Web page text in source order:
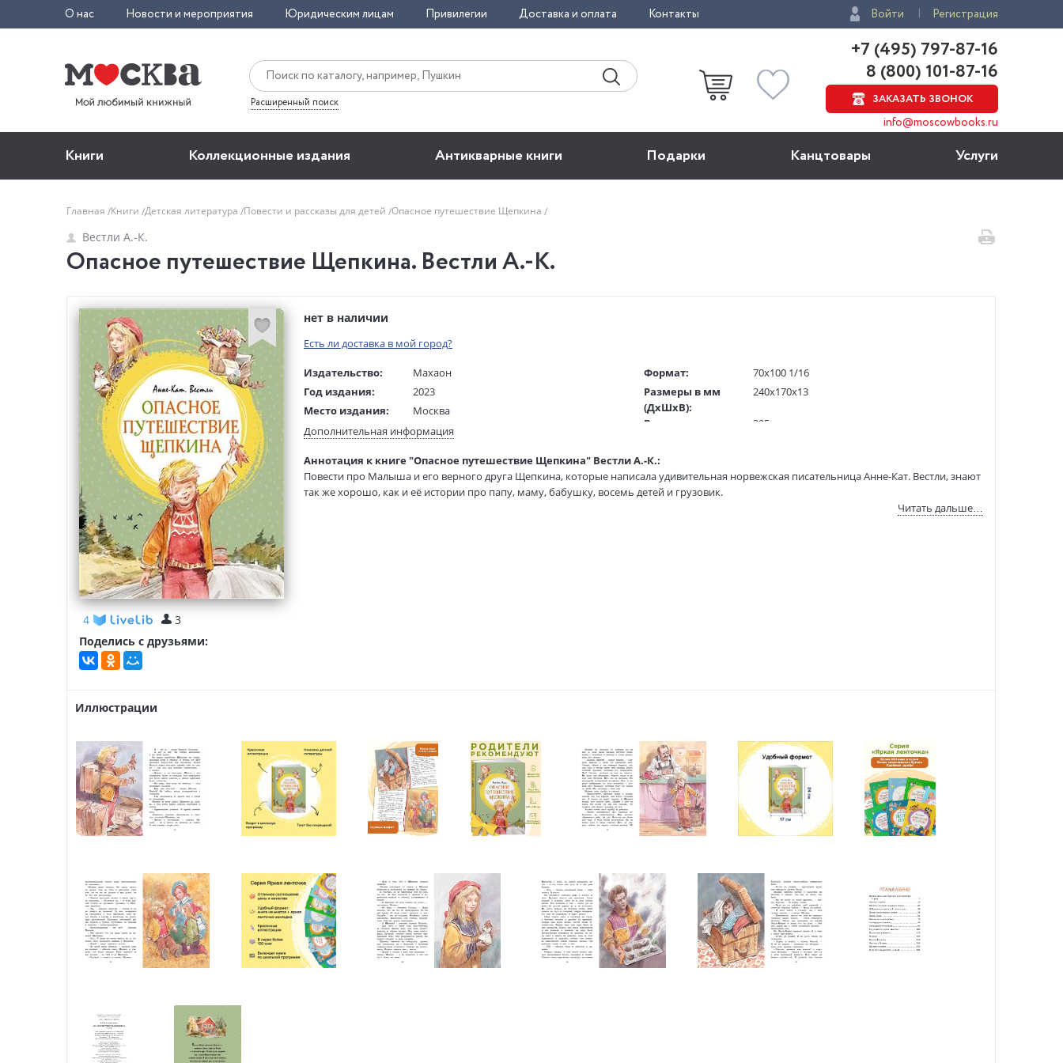
О нас Новости и мероприятия Юридическим лицам Привилегии Доставка и оплата Контакты Войти Регистрация
Расширенный поиск
+7 (495) 797-87-16
8 (800) 101-87-16
ЗАКАЗАТЬ ЗВОНОК
info@moscowbooks.ru
Книги Коллекционные издания Антикварные книги Подарки Канцтовары Услуги
Главная Книги Детская литература Повести и рассказы для детей Опасное путешествие Щепкина
Вестли А.-К.
Опасное путешествие Щепкина. Вестли А.-К.
4
3
Поделись с друзьями:
нет в наличии
Есть ли доставка в мой город?
Издательство:
Махаон
Год издания:
2023
Место издания:
Москва
Возраст:
7 - 11
Язык оригинала:
норвежский
Горлина Л. Г.
Формат:
70х100 1/16
Размеры в мм
(ДхШхВ):
240x170x13
Вес:
395 гр.
Тираж:
Код товара:
50075741
Артикул:
Дополнительная информация
Аннотация к книге "Опасное путешествие Щепкина" Вестли А.-К.:
Повести про Малыша и его верного друга Щепкина, которые написала удивительная норвежская писательница Анне-Кат. Вестли, знают
так же хорошо, как и её истории про папу, маму, бабушку, восемь детей и грузовик.
Читать дальше…
Иллюстрации